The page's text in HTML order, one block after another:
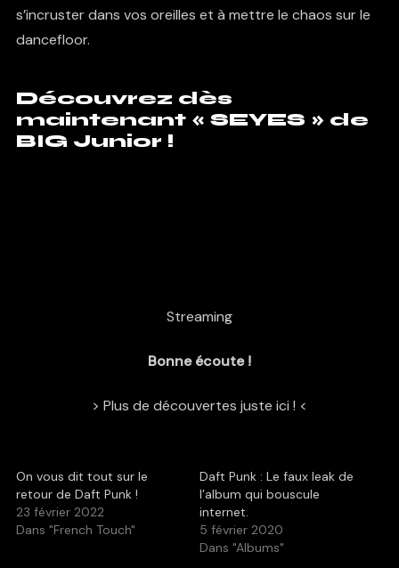
s’incruster dans vos oreilles et à mettre le chaos sur le
dancefloor.
Découvrez dès
maintenant « SEYES » de
BIG Junior !
Streaming
Bonne écoute !
> Plus de découvertes juste ici ! <
On vous dit tout sur le
retour de Daft Punk !
23 février 2022
Dans "French Touch"
Daft Punk : Le faux leak de
l’album qui bouscule
internet.
5 février 2020
Dans "Albums"